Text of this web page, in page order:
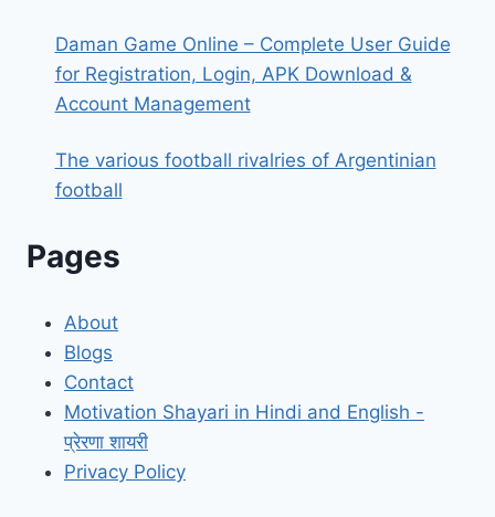
Daman Game Online – Complete User Guide
for Registration, Login, APK Download &
Account Management
The various football rivalries of Argentinian
football
Pages
About
Blogs
Contact
Motivation Shayari in Hindi and English -
प्रेरणा शायरी
Privacy Policy